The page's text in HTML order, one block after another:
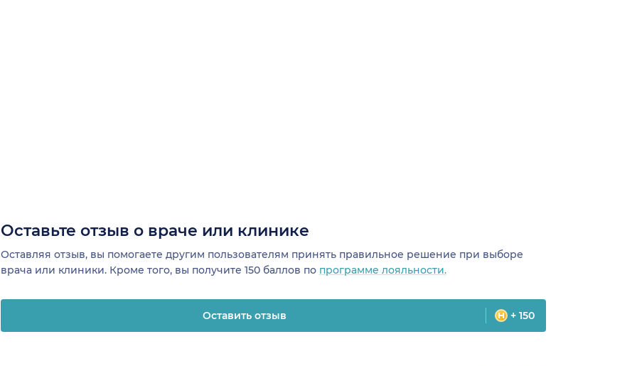
Оставьте отзыв о враче или клинике
Оставляя отзыв, вы помогаете другим пользователям принять правильное решение при выборе
врача или клиники. Кроме того, вы получите 150 баллов по программе лояльности.
Оставить отзыв + 150